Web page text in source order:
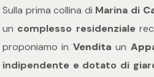
Sulla prima collina di Marina di
un complesso residenziale
proponiamo in Vendita un
indipendente e dotato di